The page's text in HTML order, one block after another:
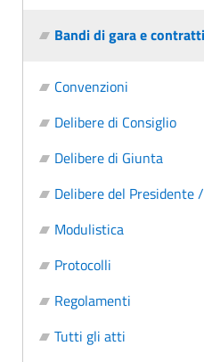
Bandi di gara e contratti
Convenzioni
Delibere di Consiglio
Delibere di Giunta
Delibere del Presidente
Modulistica
Protocolli
Regolamenti
Tutti gli atti